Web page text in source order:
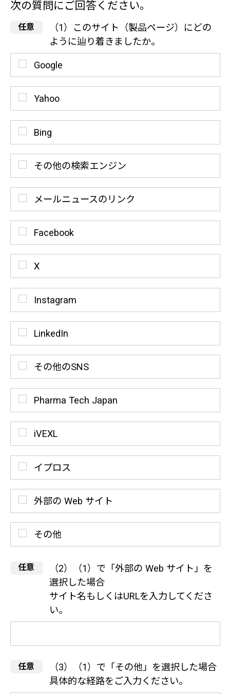
次の質問にご回答ください。
（1）このサイト（製品ページ）にどの
ように辿り着きましたか。
Google
Yahoo
Bing
その他の検索エンジン
メールニュースのリンク
Facebook
X
Instagram
LinkedIn
その他のSNS
Pharma Tech Japan
iVEXL
イプロス
外部の Web サイト
その他
（2）（1）で「外部の Web サイト」を
選択した場合
サイト名もしくはURLを入力してくださ
い。
（3）（1）で「その他」を選択した場合
具体的な経路をご入力ください。